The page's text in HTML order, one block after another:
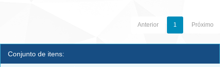
Anterior 1 Próximo
Conjunto de itens: